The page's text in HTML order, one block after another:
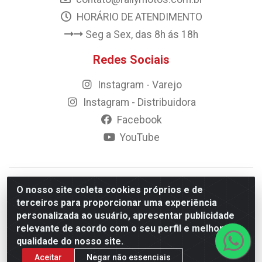
O nosso site coleta cookies próprios e de
terceiros para proporcionar uma experiência
personalizada ao usuário, apresentar publicidade
relevante de acordo com o seu perfil e melhorar a
qualidade do nosso site.
Aceitar Negar não essenciais
HORÁRIO DE ATENDIMENTO
Seg a Sex, das 8h ás 18h
Redes Sociais
Instagram - Varejo
Instagram - Distribuidora
Facebook
YouTube
© 2023 Rally Motos - todos os direitos reservados.
Razão Social: Rally motos distribuidora, importadora e
transportadora de peças LTDA - CNPJ 09.262.859/0001-43 -
Rua Vigário Calixto 2900 - Catolé, Campina Grande/PB